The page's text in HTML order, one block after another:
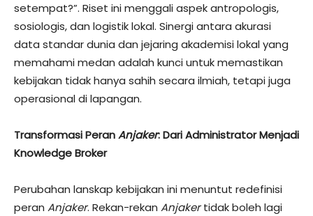
setempat?”. Riset ini menggali aspek antropologis,
sosiologis, dan logistik lokal. Sinergi antara akurasi
data standar dunia dan jejaring akademisi lokal yang
memahami medan adalah kunci untuk memastikan
kebijakan tidak hanya sahih secara ilmiah, tetapi juga
operasional di lapangan.
Transformasi PeranAnjaker: Dari Administrator Menjadi
Knowledge Broker
Perubahan lanskap kebijakan ini menuntut redefinisi
peran Anjaker. Rekan-rekan Anjakertidak boleh lagi